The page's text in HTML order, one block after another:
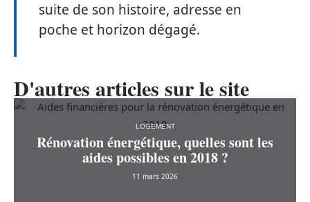
suite de son histoire, adresse en
poche et horizon dégagé.
D'autres articles sur le site
LOGEMENT
Rénovation énergétique, quelles sont les
aides possibles en 2018 ?
11 mars 2026